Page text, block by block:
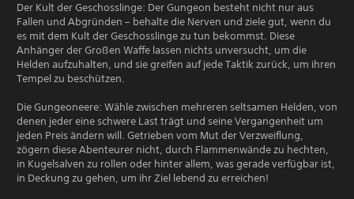
Der Kult der Geschosslinge: Der Gungeon besteht nicht nur aus
Fallen und Abgründen – behalte die Nerven und ziele gut, wenn du
es mit dem Kult der Geschosslinge zu tun bekommst. Diese
Anhänger der Großen Waffe lassen nichts unversucht, um die
Helden aufzuhalten, und sie greifen auf jede Taktik zurück, um ihren
Tempel zu beschützen.
Die Gungeoneere: Wähle zwischen mehreren seltsamen Helden, von
denen jeder eine schwere Last trägt und seine Vergangenheit um
jeden Preis ändern will. Getrieben vom Mut der Verzweiflung,
zögern diese Abenteurer nicht, durch Flammenwände zu hechten,
in Kugelsalven zu rollen oder hinter allem, was gerade verfügbar ist,
in Deckung zu gehen, um ihr Ziel lebend zu erreichen!